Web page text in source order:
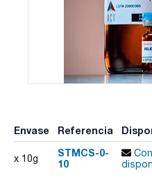
Envase Referencia
x 10g
STMCS-0-
10